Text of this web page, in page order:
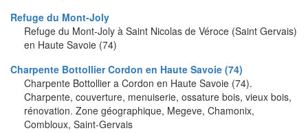
Refuge du Mont-Joly
Refuge du Mont-Joly à Saint Nicolas de Véroce (Saint Gervais)
en Haute Savoie (74)
Charpente Bottollier Cordon en Haute Savoie (74)
Charpente Bottollier a Cordon en Haute Savoie (74).
Charpente, couverture, menuiserie, ossature bois, vieux bois,
rénovation. Zone géographique, Megeve, Chamonix,
Combloux, Saint-Gervais